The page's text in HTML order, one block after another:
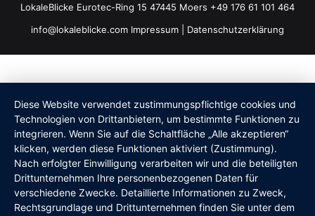
LokaleBlicke Eurotec-Ring 15 47445 Moers +49 176 61 101 464
info@lokaleblicke.com Impressum Datenschutzerklärung
Diese Website verwendet zustimmungspflichtige cookies und
Technologien von Drittanbietern, um bestimmte Funktionen zu
integrieren. Wenn Sie auf die Schaltfläche „Alle akzeptieren“
klicken, werden diese Funktionen aktiviert (Zustimmung).
Nach erfolgter Einwilligung verarbeiten wir und die beteiligten
Drittunternehmen Ihre personenbezogenen Daten für
verschiedene Zwecke. Detaillierte Informationen zu Zweck,
Rechtsgrundlage und Drittunternehmen finden Sie unter dem